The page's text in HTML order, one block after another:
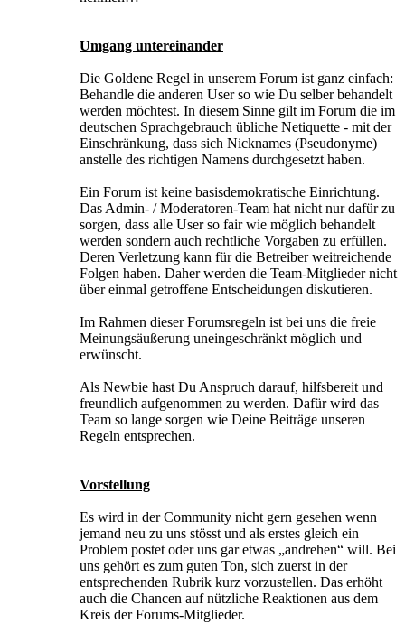
Umgang untereinander
Die Goldene Regel in unserem Forum ist ganz einfach:
Behandle die anderen User so wie Du selber behandelt
werden möchtest. In diesem Sinne gilt im Forum die im
deutschen Sprachgebrauch übliche Netiquette - mit der
Einschränkung, dass sich Nicknames (Pseudonyme)
anstelle des richtigen Namens durchgesetzt haben.
Ein Forum ist keine basisdemokratische Einrichtung.
Das Admin- / Moderatoren-Team hat nicht nur dafür zu
sorgen, dass alle User so fair wie möglich behandelt
werden sondern auch rechtliche Vorgaben zu erfüllen.
Deren Verletzung kann für die Betreiber weitreichende
Folgen haben. Daher werden die Team-Mitglieder nicht
über einmal getroffene Entscheidungen diskutieren.
Im Rahmen dieser Forumsregeln ist bei uns die freie
Meinungsäußerung uneingeschränkt möglich und
erwünscht.
Als Newbie hast Du Anspruch darauf, hilfsbereit und
freundlich aufgenommen zu werden. Dafür wird das
Team so lange sorgen wie Deine Beiträge unseren
Regeln entsprechen.
Vorstellung
Es wird in der Community nicht gern gesehen wenn
jemand neu zu uns stösst und als erstes gleich ein
Problem postet oder uns gar etwas „andrehen“ will. Bei
uns gehört es zum guten Ton, sich zuerst in der
entsprechenden Rubrik kurz vorzustellen. Das erhöht
auch die Chancen auf nützliche Reaktionen aus dem
Kreis der Forums-Mitglieder.